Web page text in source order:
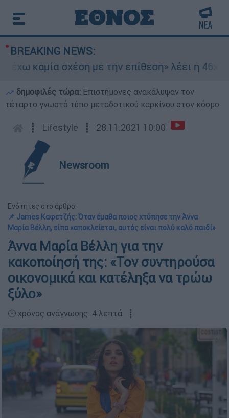
BREAKING NEWS:
σχέση με την επίθεση» λέει η 46χρονη
δημοφιλές τώρα: Επιστήμονες ανακάλυψαν τον
τέταρτο γνωστό τύπο μεταδοτικού καρκίνου στον κόσμο
┋ Lifestyle ┋ 28.11.2021 10:00
Newsroom
Ενότητες στο άρθρο:
📌 James Καφετζής: Όταν έμαθα ποιος χτύπησε την Άννα
Μαρία Βέλλη, είπα «αποκλείεται, αυτός είναι πολύ καλό παιδί»
Άννα Μαρία Βέλλη για την
κακοποίησή της: «Τον συντηρούσα
οικονομικά και κατέληξα να τρώω
ξύλο»
🕛 χρόνος ανάγνωσης: 4 λεπτά ┋